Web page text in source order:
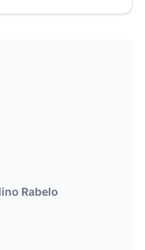
Rabelo